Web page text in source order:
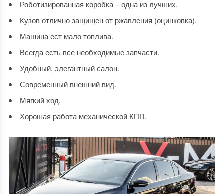
Роботизированная коробка – одна из лучших.
Кузов отлично защищен от ржавления (оцинковка).
Машина ест мало топлива.
Всегда есть все необходимые запчасти.
Удобный, элегантный салон.
Современный внешний вид.
Мягкий ход.
Хорошая работа механической КПП.